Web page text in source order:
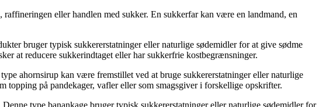
eller handlen med sukker. En sukkerfar kan være en landmand, en
bruger typisk sukkererstatninger eller naturlige sødemidler for at give sødme
at reducere sukkerindtaget eller har sukkerfrie kostbegrænsninger.
ahornsirup kan være fremstillet ved at bruge sukkererstatninger eller naturlige
topping på pandekager, vafler eller som smagsgiver i forskellige opskrifter.
type banankage bruger typisk sukkererstatninger eller naturlige sødemidler for